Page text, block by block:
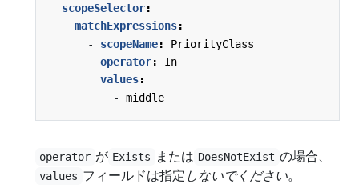
scopeSelector:
matchExpressions:
- scopeName:
PriorityClass
operator:
In
values:
- middle
operator が Exists または DoesNotExist の場合、
values フィールドは指定しないでください。